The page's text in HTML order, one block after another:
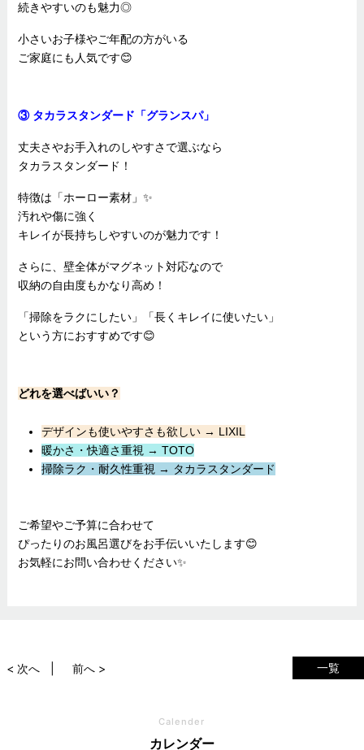
続きやすいのも魅力◎
小さいお子様やご年配の方がいる
ご家庭にも人気です😊
③ タカラスタンダード「グランスパ」
丈夫さやお手入れのしやすさで選ぶなら
タカラスタンダード！
特徴は「ホーロー素材」✨
汚れや傷に強く
キレイが長持ちしやすいのが魅力です！
さらに、壁全体がマグネット対応なので
収納の自由度もかなり高め！
「掃除をラクにしたい」「長くキレイに使いたい」
という方におすすめです😊
どれを選べばいい？
デザインも使いやすさも欲しい → LIXIL
暖かさ・快適さ重視 → TOTO
掃除ラク・耐久性重視 → タカラスタンダード
ご希望やご予算に合わせて
ぴったりのお風呂選びをお手伝いいたします😊
お気軽にお問い合わせください✨
一覧
< 次へ 前へ >
Calender
カレンダー